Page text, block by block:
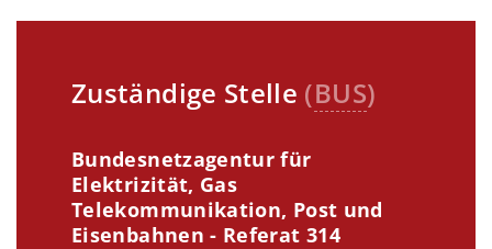
Zuständige Stelle (BUS)
Bundesnetzagentur für
Elektrizität, Gas
Telekommunikation, Post und
Eisenbahnen - Referat 314